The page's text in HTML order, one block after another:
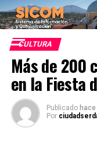
CULTURA
Más de 200
en la Fiesta
Publicado
Por